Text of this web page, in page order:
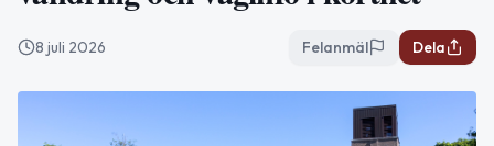
8 juli 2026 Felanmäl Dela